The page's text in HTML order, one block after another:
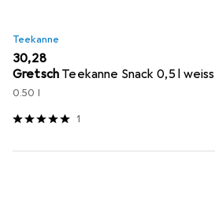
Teekanne
EUR
30,28
Gretsch Teekanne Snack 0,5 l weiss
0.50 l
1